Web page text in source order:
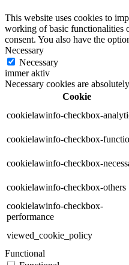
This website uses cookies to
working of basic functionalities
consent. You also have the
Necessary
Necessary
immer aktiv
Necessary cookies are
Cookie
cookielawinfo-checkbox-
cookielawinfo-checkbox-
cookielawinfo-checkbox-
cookielawinfo-checkbox-others
cookielawinfo-checkbox-
performance
viewed_cookie_policy
Functional